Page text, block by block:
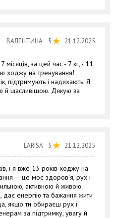
ВАЛЕНТИНА 5 21.12.2025
за цей час - 7 кг, - 11
ходжу на тренування!
підтримують і надихають. Я
й щасливішою. Дякую за
LARISA 5 21.12.2025
і я вже 13 років ходжу на
— це моє здоров’я, рух і
активною й живою.
енергію та бажання жити
якщо ти обираєш рух і
за підтримку, увагу й